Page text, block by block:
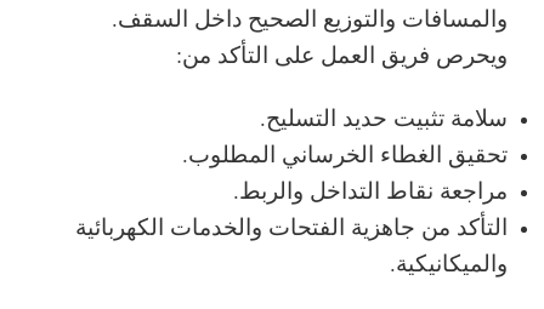
والمسافات والتوزيع الصحيح داخل السقف.
ويحرص فريق العمل على التأكد من:
سلامة تثبيت حديد التسليح.
تحقيق الغطاء الخرساني المطلوب.
مراجعة نقاط التداخل والربط.
التأكد من جاهزية الفتحات والخدمات الكهربائية
والميكانيكية.